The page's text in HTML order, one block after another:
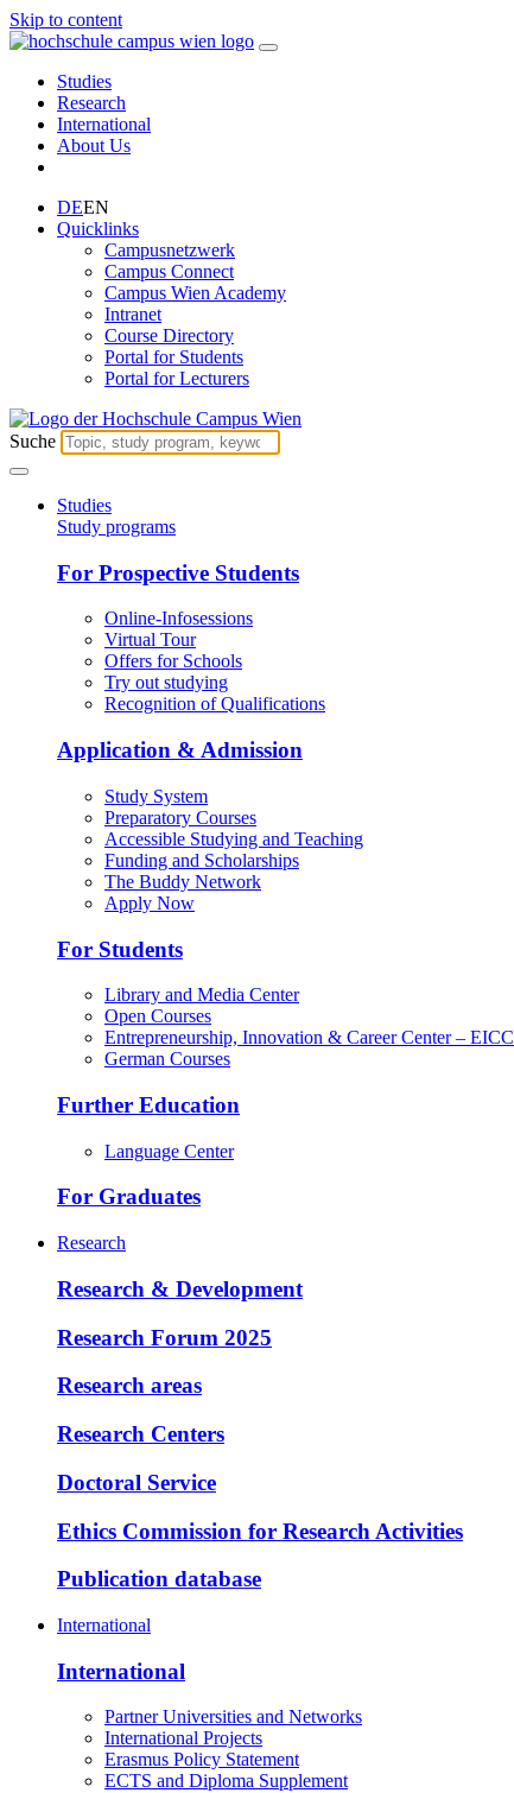
Skip to content
Studies
Research
International
About Us
DEEN
Quicklinks
Campusnetzwerk
Campus Connect
Campus Wien Academy
Intranet
Course Directory
Portal for Students
Portal for Lecturers
Suche
Studies
Study programs
For Prospective Students
Online-Infosessions
Virtual Tour
Offers for Schools
Try out studying
Recognition of Qualifications
Application & Admission
Study System
Preparatory Courses
Accessible Studying and Teaching
Funding and Scholarships
The Buddy Network
Apply Now
For Students
Library and Media Center
Open Courses
Entrepreneurship, Innovation & Career Center – EICC
German Courses
Further Education
Language Center
For Graduates
Research
Research & Development
Research Forum 2025
Research areas
Research Centers
Doctoral Service
Ethics Commission for Research Activities
Publication database
International
International
Partner Universities and Networks
International Projects
Erasmus Policy Statement
ECTS and Diploma Supplement